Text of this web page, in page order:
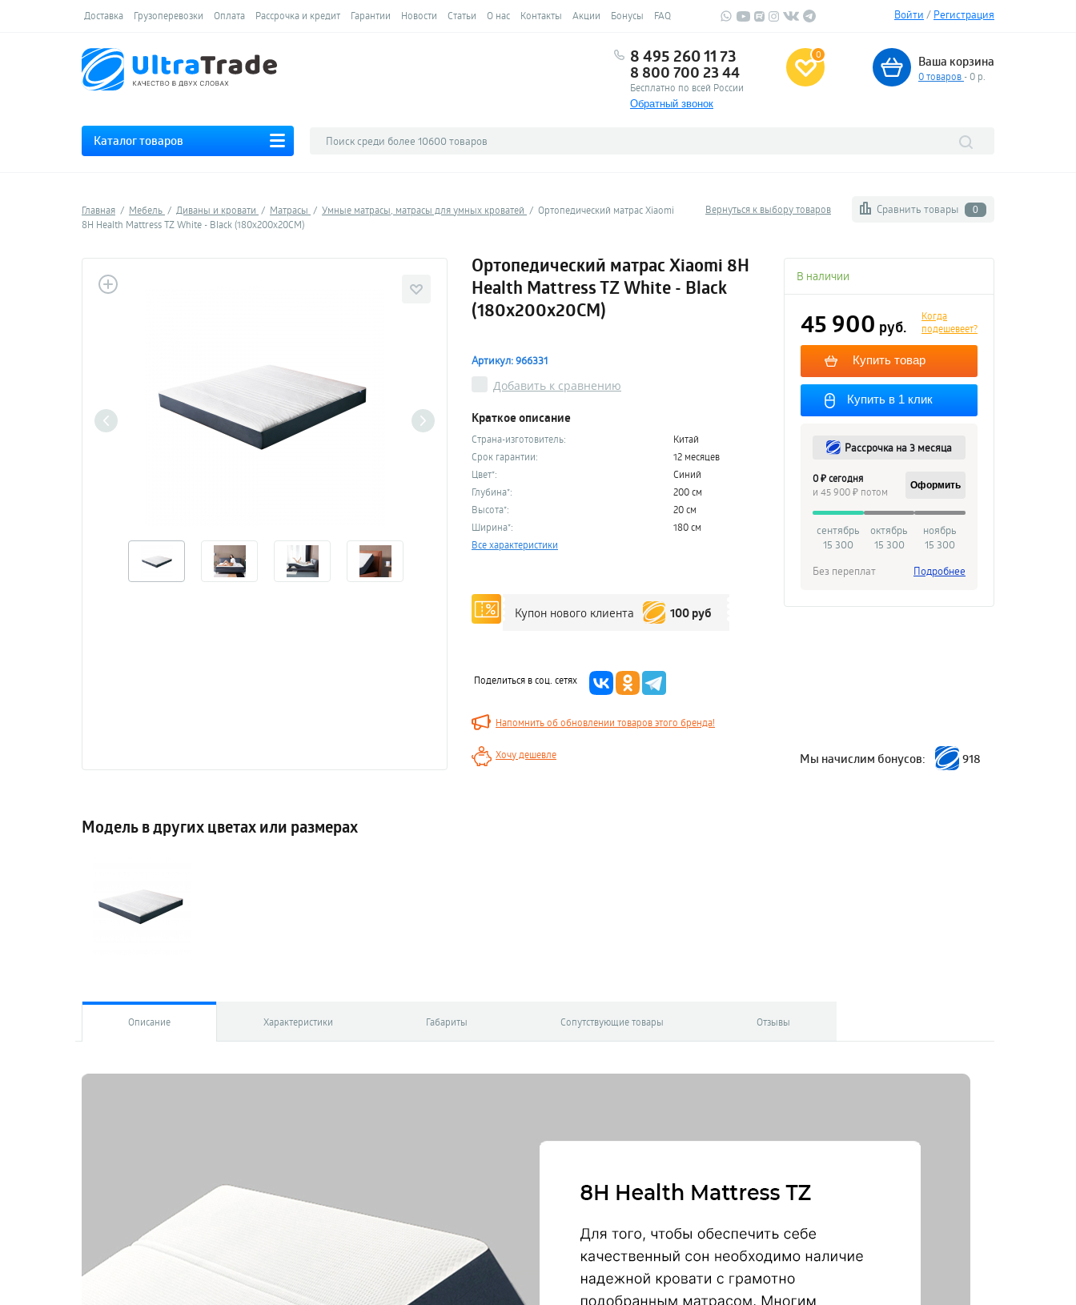
Доставка Грузоперевозки Оплата Рассрочка и кредит Гарантии Новости Статьи О нас Контакты Акции Бонусы FAQ Войти / Регистрация
8 495 260 11 73
8 800 700 23 44
Бесплатно по всей России
Обратный звонок
0 Ваша корзина
0товаров - 0 р.
Каталог товаров
Вернуться к выбору товаров Сравнить товары 0
Главная Мебель Диваны и кровати Матрасы Умные матрасы, матрасы для умных кроватей
Ортопедический матрас Xiaomi
8H Health Mattress TZ White - Black (180х200х20CM)
Ортопедический матрас Xiaomi 8H
Health Mattress TZ White - Black
(180х200х20CM)
Артикул: 966331
Добавить к сравнению
Краткое описание
Страна-изготовитель:
Китай
Срок гарантии:
12 месяцев
Цвет*:
Синий
Глубина*:
200 см
Высота*:
20 см
Ширина*:
180 см
Все характеристики
Купон нового клиента 100 руб
Поделиться в соц. сетях
Напомнить об обновлении товаров этого бренда!
Хочу дешевле
В наличии
Когда
подешевеет?
45 900 руб.
Купить товар
Купить в 1 клик
Рассрочка на 3 месяца
0 ₽ сегодня
и 45 900 ₽ потом
Оформить
сентябрь
15 300
октябрь
15 300
ноябрь
15 300
Без переплат
Подробнее
Мы начислим бонусов: 918
Модель в других цветах или размерах
Описание Характеристики Габариты Сопутствующие товары Отзывы